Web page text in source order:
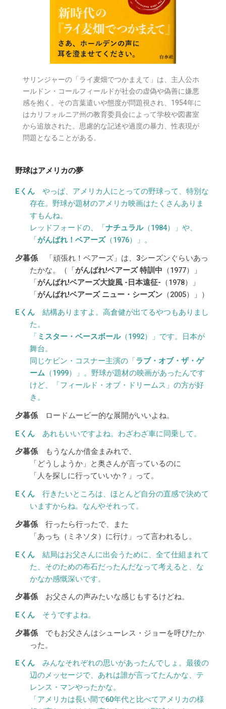
サリンジャーの「ライ麦畑でつかまえて」は、主人公ホ
ールドン・コールフィールドが社会の虚偽や偽善に嫌悪
感を抱く。その言葉遣いや態度が問題視され、1954年に
はカリフォルニア州の教育委員会によって学校や図書室
から追放された。思慮的な記述や過度の暴力、性表現が
問題となることがある。
野球はアメリカの夢
やっぱ、アメリカ人にとっての野球って、特別な
存在。野球が題材のアメリカ映画はたくさんありま
すもんね。
レッドフォードの、「ナチュラル（1984）」や、
「がんばれ！ベアーズ（1976）」。
「頑張れ！ベアーズ」は、3シーズンぐらいあっ
たかな。（「がんばれ!ベアーズ 特訓中 （1977）」
「がんばれ!ベアーズ大旋風 -日本遠征- （1978）」
「がんばれ!ベアーズ ニュー・シーズン （2005）」）
結構ありますよ。高倉健が出てるやつもありまし
た。
「 ミスター・ベースボール（1992）」です。日本が
舞台。
同じケビン・コスナー主演の「 ラブ・オブ・ザ・ゲ
ーム （1999）」。野球が題材の映画があったんです
けど、「フィールド・オブ・ドリームス」の方が好
き。
ロードムービー的な展開がいいよね。
あれもいいですよね。わざわざ車に同乗して。
もうなんか借金まみれで、
「どうしようか」と奥さんが言っているのに
「人を探しに行っていいか？」って。
行きたいところは、ほとんど自分の直感で決めて
いますからね。なんやそれって。
行ったら行ったで、また
「あっち（ミネソタ）に行け」って言われるし。
結局はお父さんに出会うために、全て仕組まれて
た、そのための布石だったんだなって考えると、な
かなか感慨深いです。
お父さんの声みたいな感じもするけどね。
そうですよね。
でもお父さんはシューレス・ジョーを呼びたか
った。
みんなそれぞれの思いがあったんでしょ。最後の
辺のメッセージで、あれは誰が言ってたんかな、テ
レンス・マンやったかな。
「アメリカは長い間で60年代と比べてアメリカの様